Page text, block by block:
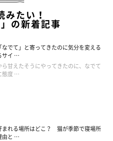
なって眠ることがあります。
積を小さくして、寒さを
が高いポーズといえるでしょ
みたい！
の新着記事
なでて」と寄ってきたのに気分を変える
イ …
ら甘えたそうにやってきたのに、なでて
態度 …
まれる場所はどこ？ 猫が季節で寝場所
由と …